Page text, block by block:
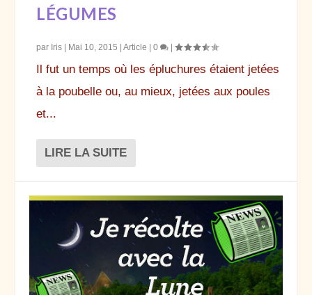
LÉGUMES
par Iris | Mai 10, 2015 |Article |0 |
Il fut un temps où les épluchures étaient jetées
à la poubelle ou, au mieux, jetées aux poules
et...
LIRE LA SUITE